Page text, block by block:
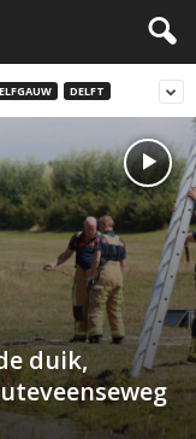
DELFT
duik,